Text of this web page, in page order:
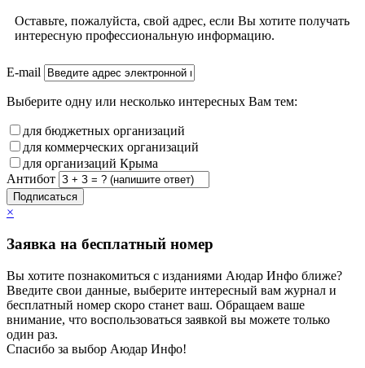
Оставьте, пожалуйста, свой адрес, если Вы хотите получать
интересную профессиональную информацию.
E-mail
Выберите одну или несколько интересных Вам тем:
для бюджетных организаций
для коммерческих организаций
для организаций Крыма
Антибот
Подписаться
×
Заявка на бесплатный номер
Вы хотите познакомиться с изданиями Аюдар Инфо ближе?
Введите свои данные, выберите интересный вам журнал и
бесплатный номер скоро станет ваш. Обращаем ваше
внимание, что воспользоваться заявкой вы можете только
один раз.
Спасибо за выбор Аюдар Инфо!